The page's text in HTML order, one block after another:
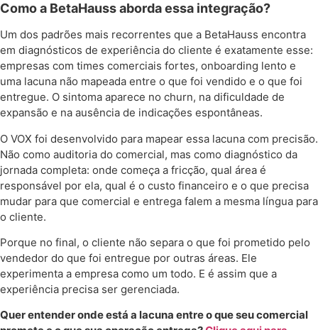
Como a BetaHauss aborda essa integração?
Um dos padrões mais recorrentes que a BetaHauss encontra
em diagnósticos de experiência do cliente é exatamente esse:
empresas com times comerciais fortes, onboarding lento e
uma lacuna não mapeada entre o que foi vendido e o que foi
entregue. O sintoma aparece no churn, na dificuldade de
expansão e na ausência de indicações espontâneas.
O VOX foi desenvolvido para mapear essa lacuna com precisão.
Não como auditoria do comercial, mas como diagnóstico da
jornada completa: onde começa a fricção, qual área é
responsável por ela, qual é o custo financeiro e o que precisa
mudar para que comercial e entrega falem a mesma língua para
o cliente.
Porque no final, o cliente não separa o que foi prometido pelo
vendedor do que foi entregue por outras áreas. Ele
experimenta a empresa como um todo. E é assim que a
experiência precisa ser gerenciada.
Quer entender onde está a lacuna entre o que seu comercial